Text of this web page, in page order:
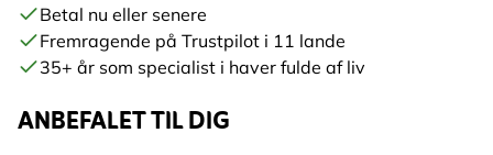
Betal nu eller senere
Fremragende på Trustpilot i 11 lande
35+ år som specialist i haver fulde af liv
ANBEFALET TIL DIG